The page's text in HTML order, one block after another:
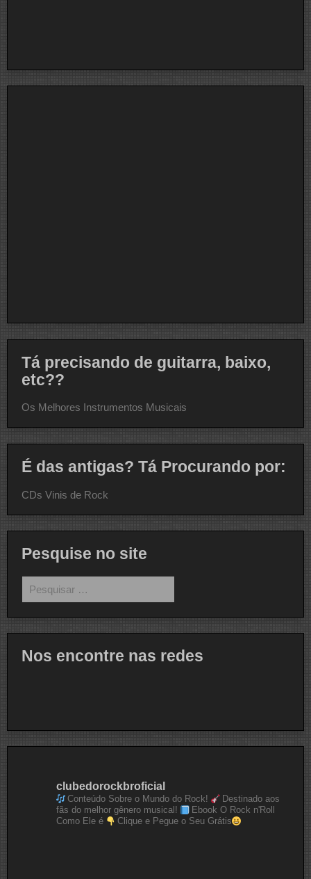
Tá precisando de guitarra, baixo,
etc??
Os Melhores Instrumentos Musicais
É das antigas? Tá Procurando por:
CDs Vinis de Rock
Pesquise no site
por:
Nos encontre nas redes
clubedorockbroficial
Conteúdo Sobre o Mundo do Rock!
Destinado aos
fãs do melhor gênero musical!
Ebook O Rock n'Roll
Como Ele é
Clique e Pegue o Seu Grátis